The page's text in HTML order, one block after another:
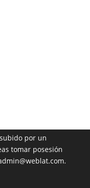
por un
tomar posesión